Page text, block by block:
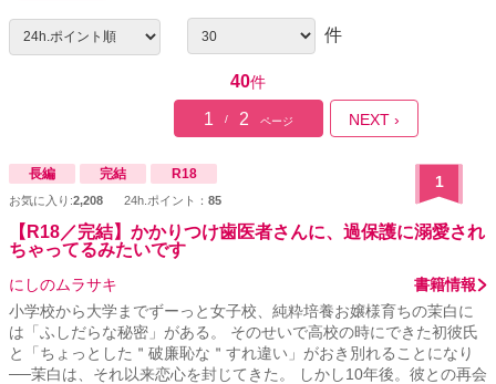
件
40件
1 / 2 ページ NEXT ›
長編 完結 R18
お気に入り:2,208 24h.ポイント： 85
1
【R18／完結】かかりつけ歯医者さんに、過保護に溺愛され
ちゃってるみたいです
にしのムラサキ
書籍情報
小学校から大学までずーっと女子校、純粋培養お嬢様育ちの茉白に
は「ふしだらな秘密」がある。 そのせいで高校の時にできた初彼氏
と「ちょっとした＂破廉恥な＂すれ違い」がおき別れることになり
──茉白は、それ以来恋心を封じてきた。 しかし10年後。彼との再会